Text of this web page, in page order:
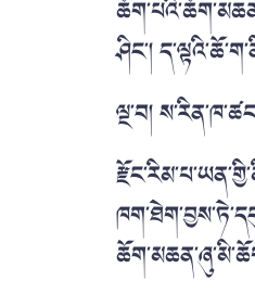
ཤིང་།
ལྔ་བ།